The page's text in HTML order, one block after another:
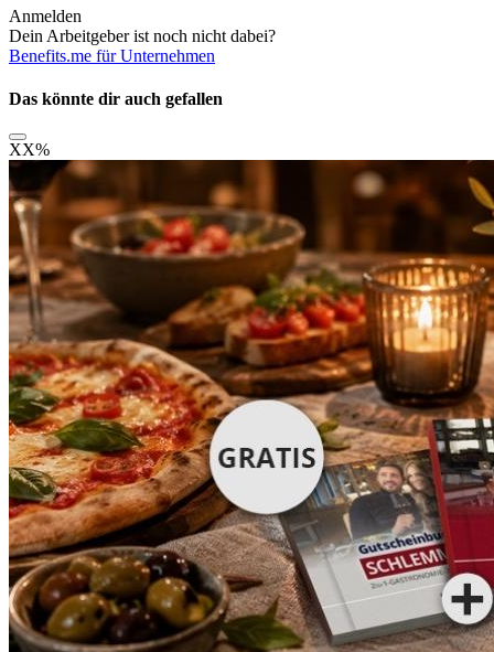
Anmelden
Dein Arbeitgeber ist noch nicht dabei?
Benefits.me für Unternehmen
Das könnte dir auch gefallen
XX%